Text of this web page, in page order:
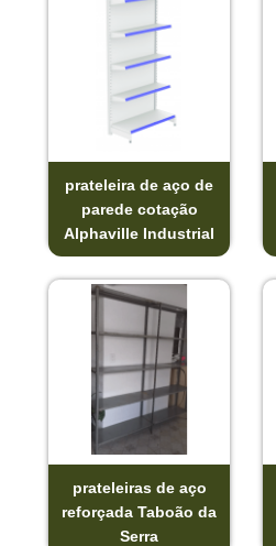
prateleira de aço de
parede cotação
Alphaville Industrial
prateleiras de aço
reforçada Taboão da
Serra